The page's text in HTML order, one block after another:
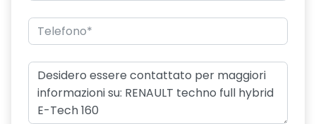
Manutenzione Connessa, incluso per 8 anni
multi-sense a 4 modalità
Pack standard connectivity, tramite app my rnlt
portellone posteriore manuale